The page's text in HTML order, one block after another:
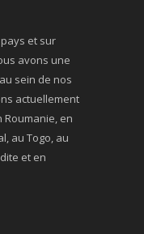
et sur
avons une
sein de nos
actuellement
Roumanie, en
au Togo, au
et en